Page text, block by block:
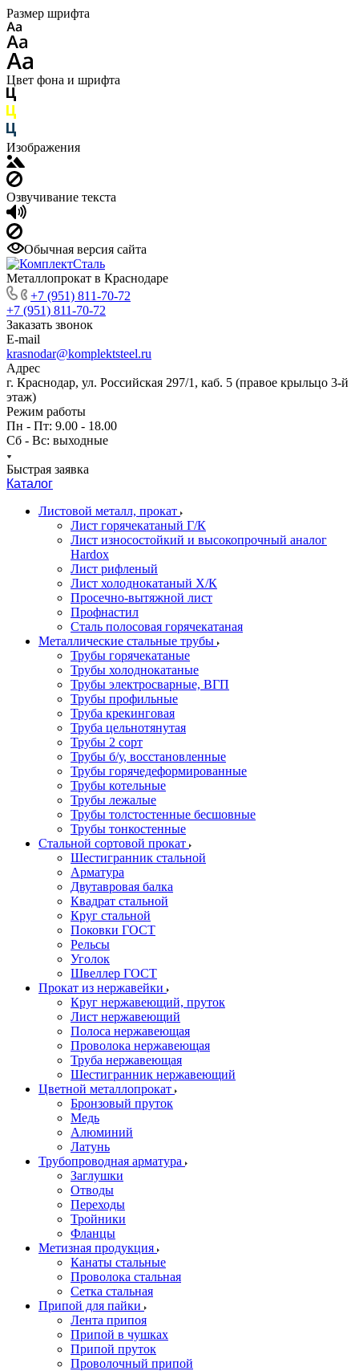
Размер шрифта
Цвет фона и шрифта
Изображения
Озвучивание текста
Обычная версия сайта
Металлопрокат в Краснодаре
+7 (951) 811-70-72
+7 (951) 811-70-72
Заказать звонок
E-mail
krasnodar@komplektsteel.ru
Адрес
г. Краснодар, ул. Российская 297/1, каб. 5 (правое крыльцо 3-й
этаж)
Режим работы
Пн - Пт: 9.00 - 18.00
Сб - Вс: выходные
Быстрая заявка
Каталог
Листовой металл, прокат
Лист горячекатаный Г/К
Лист износостойкий и высокопрочный аналог
Hardox
Лист рифленый
Лист холоднокатаный Х/К
Просечно-вытяжной лист
Профнастил
Сталь полосовая горячекатаная
Металлические стальные трубы
Трубы горячекатаные
Трубы холоднокатаные
Трубы электросварные, ВГП
Трубы профильные
Труба крекинговая
Труба цельнотянутая
Трубы 2 сорт
Трубы б/у, восстановленные
Трубы горячедеформированные
Трубы котельные
Трубы лежалые
Трубы толстостенные бесшовные
Трубы тонкостенные
Стальной сортовой прокат
Шестигранник стальной
Арматура
Двутавровая балка
Квадрат стальной
Круг стальной
Поковки ГОСТ
Рельсы
Уголок
Швеллер ГОСТ
Прокат из нержавейки
Круг нержавеющий, пруток
Лист нержавеющий
Полоса нержавеющая
Проволока нержавеющая
Труба нержавеющая
Шестигранник нержавеющий
Цветной металлопрокат
Бронзовый пруток
Медь
Алюминий
Латунь
Трубопроводная арматура
Заглушки
Отводы
Переходы
Тройники
Фланцы
Метизная продукция
Канаты стальные
Проволока стальная
Сетка стальная
Припой для пайки
Лента припоя
Припой в чушках
Припой пруток
Проволочный припой